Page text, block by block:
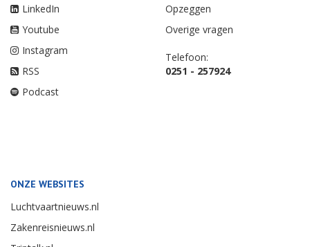
LinkedIn
Youtube
Instagram
RSS
Podcast
Opzeggen
Overige vragen
Telefoon:
0251 - 257924
ONZE WEBSITES
Luchtvaartnieuws.nl
Zakenreisnieuws.nl